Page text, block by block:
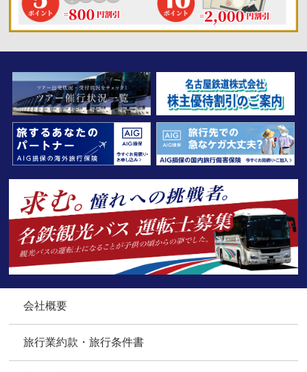
会社概要
旅行業約款・旅行条件書